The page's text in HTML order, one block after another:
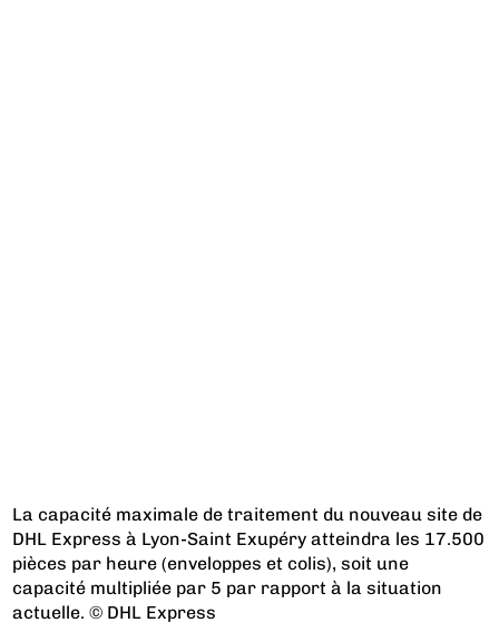
La capacité maximale de traitement du nouveau site de
DHL Express à Lyon-Saint Exupéry atteindra les 17.500
pièces par heure (enveloppes et colis), soit une
capacité multipliée par 5 par rapport à la situation
actuelle. © DHL Express